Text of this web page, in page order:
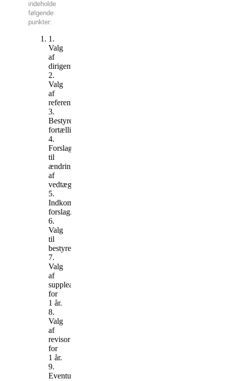
indeholde
følgende
punkter:
1.
Valg
af
dirigent.
2.
Valg
af
referent
3.
Bestyrelsens
fortælling.
4.
Forslag
til
ændring
af
vedtægter
5.
Indkomne
forslag.
6.
Valg
til
bestyrelsen.
7.
Valg
af
suppleanter
for
1 år.
8.
Valg
af
revisor
for
1 år.
9.
Eventuelt.